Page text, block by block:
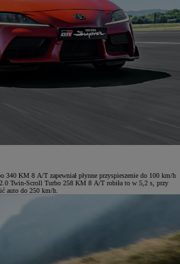
KM 8 A/T zapewniał płynne przyspieszenie do 100 km/h
Twin-Scroll Turbo 258 KM 8 A/T robiła to w 5,2 s, przy
auto do 250 km/h.